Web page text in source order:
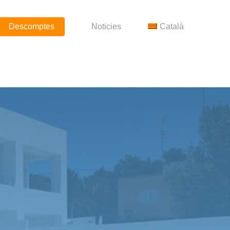
Descomptes Noticies Català